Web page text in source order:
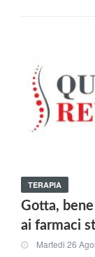
TERAPIA
Gotta,
ai farmaci
Martedi 26